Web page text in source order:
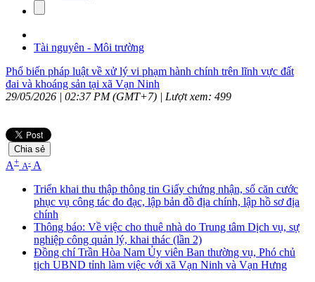
Tài nguyên - Môi trường
Phổ biến pháp luật về xử lý vi phạm hành chính trên lĩnh vực đất
đai và khoáng sản tại xã Vạn Ninh
29/05/2026 | 02:37 PM (GMT+7) | Lượt xem: 499
Chia sẻ
A+ A- A
Triển khai thu thập thông tin Giấy chứng nhận, số căn cước
phục vụ công tác đo đạc, lập bản đồ địa chính, lập hồ sơ địa
chính
Thông báo: Về việc cho thuê nhà do Trung tâm Dịch vụ, sự
nghiệp công quản lý, khai thác (lần 2)
Đồng chí Trần Hòa Nam Ủy viên Ban thường vụ, Phó chủ
tịch UBND tỉnh làm việc với xã Vạn Ninh và Vạn Hưng